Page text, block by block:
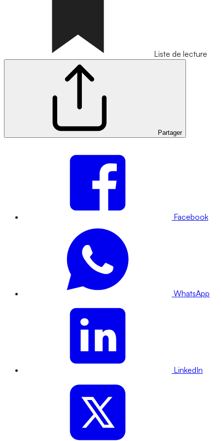
Liste de lecture
Partager
Facebook
WhatsApp
LinkedIn